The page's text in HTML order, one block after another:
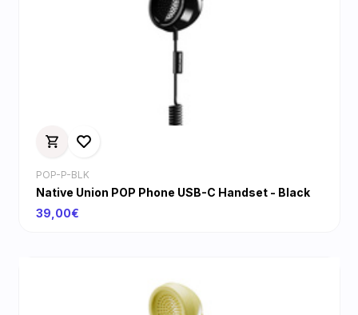
POP-P-BLK
Native Union POP Phone USB-C Handset - Black
39,00€